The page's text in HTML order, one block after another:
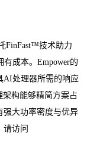
FinFast™技术助力
成本。Empower的
AI处理器所需的响应
架构能够精简方案占
强大功率密度与优异
访问